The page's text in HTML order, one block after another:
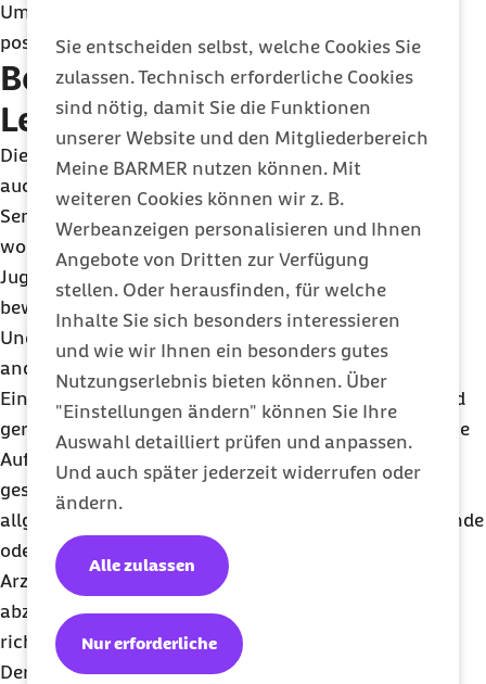
Sie entscheiden selbst, welche Cookies Sie
zulassen. Technisch erforderliche Cookies
sind nötig, damit Sie die Funktionen
unserer Website und den Mitgliederbereich
Meine BARMER nutzen können. Mit
weiteren Cookies können wir z. B.
Werbeanzeigen personalisieren und Ihnen
Angebote von Dritten zur Verfügung
stellen. Oder herausfinden, für welche
Inhalte Sie sich besonders interessieren
und wie wir Ihnen ein besonders gutes
Nutzungserlebnis bieten können. Über
"Einstellungen ändern" können Sie Ihre
Auswahl detailliert prüfen und anpassen.
Und auch später jederzeit widerrufen oder
ändern.
Nur erforderliche
Alle zulassen
Umständen die Entwicklung eines gesunden und
positiven Selbstbildes wesentlich erschweren.
Bewusstsein für psychisches
Leid gestärkt
Die steigende Zahl der Therapien kann aber zugleich
auch Ausdruck eines kulturellen Trends sein. Die
Sensibilität in der Gesellschaft steigt generell, was
womöglich auch damit einhergeht, dass Kinder und
Jugendliche mehr in sich hineinblicken, ihre Gefühle
bewusster wahrnehmen und deutlicher artikulieren.
Und auch damit, dass ihr Umfeld, also Eltern und
andere Bezugspersonen, dafür offener sind.
Eine Psychotherapie ist längst kein Stigma mehr, und
gerade die Corona-Pandemie hat die gesellschaftliche
Aufmerksamkeit für psychisches Leid bei Jüngeren
geschärft. Zugleich ist gerade angesichts einer
allgemein steigenden Sensibilität für leidvolle Zustände
oder Phasen umso wichtiger, genau wie bei jeder
Arzneimitteltherapie, in jedem einzelnen Fall
abzuwägen, ob und wie eine Psychotherapie die
richtige Entscheidung ist.
Der Bedarf einer Psychotherapie besteht beim